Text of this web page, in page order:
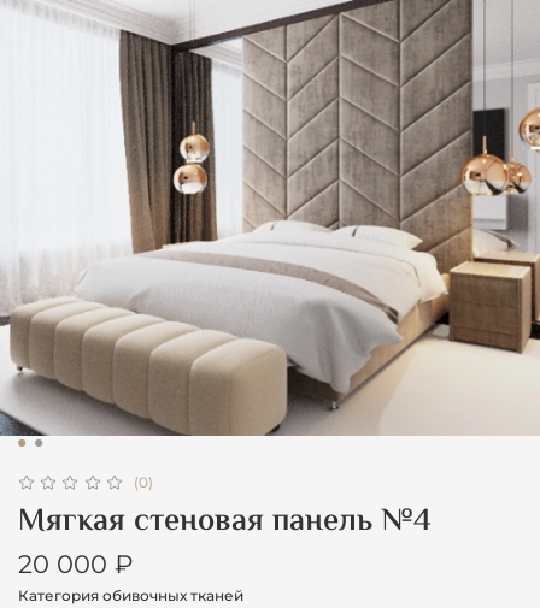
(0)
Мягкая стеновая панель №4
20 000 ₽
Категория обивочных тканей